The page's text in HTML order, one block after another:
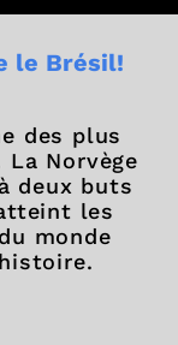
le Brésil!
des plus
Norvège
deux buts
les
monde